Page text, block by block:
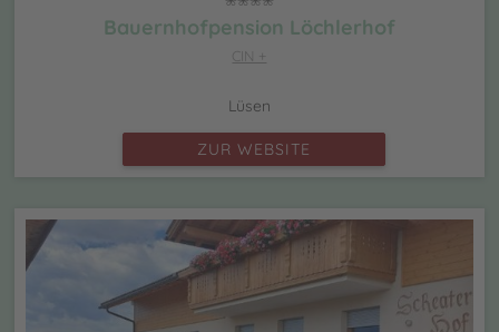
Bauernhofpension Löchlerhof
CIN +
Lüsen
ZUR WEBSITE